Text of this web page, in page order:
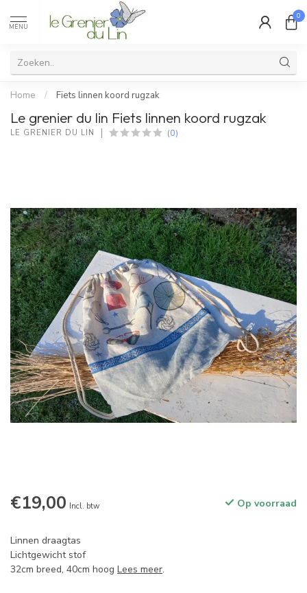
MENU
0
Home / Fiets linnen koord rugzak
Le grenier du lin Fiets linnen koord rugzak
LE GRENIER DU LIN (0)
€19,00 Incl. btw Op voorraad
Linnen draagtas
Lichtgewicht stof
32cm breed, 40cm hoog Lees meer.